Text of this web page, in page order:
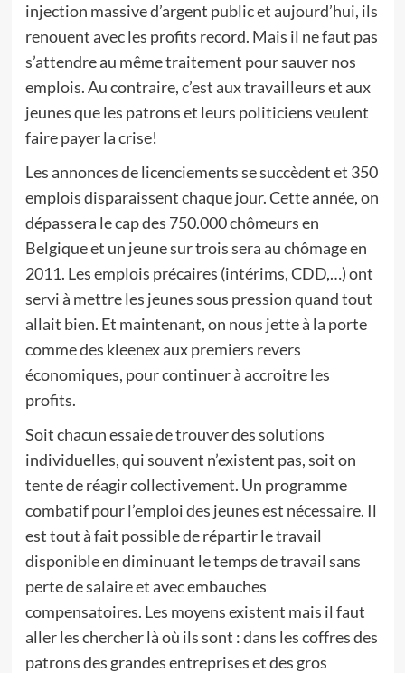
injection massive d’argent public et aujourd’hui, ils
renouent avec les profits record. Mais il ne faut pas
s’attendre au même traitement pour sauver nos
emplois. Au contraire, c’est aux travailleurs et aux
jeunes que les patrons et leurs politiciens veulent
faire payer la crise!
Les annonces de licenciements se succèdent et 350
emplois disparaissent chaque jour. Cette année, on
dépassera le cap des 750.000 chômeurs en
Belgique et un jeune sur trois sera au chômage en
2011. Les emplois précaires (intérims, CDD,…) ont
servi à mettre les jeunes sous pression quand tout
allait bien. Et maintenant, on nous jette à la porte
comme des kleenex aux premiers revers
économiques, pour continuer à accroitre les
profits.
Soit chacun essaie de trouver des solutions
individuelles, qui souvent n’existent pas, soit on
tente de réagir collectivement. Un programme
combatif pour l’emploi des jeunes est nécessaire. Il
est tout à fait possible de répartir le travail
disponible en diminuant le temps de travail sans
perte de salaire et avec embauches
compensatoires. Les moyens existent mais il faut
aller les chercher là où ils sont : dans les coffres des
patrons des grandes entreprises et des gros